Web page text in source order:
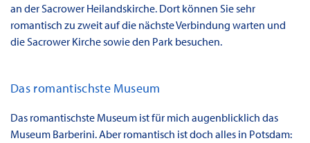
an der Sacrower Heilandskirche. Dort können Sie sehr
romantisch zu zweit auf die nächste Verbindung warten und
die Sacrower Kirche sowie den Park besuchen.
Das romantischste Museum
Das romantischste Museum ist für mich augenblicklich das
Museum Barberini. Aber romantisch ist doch alles in Potsdam: